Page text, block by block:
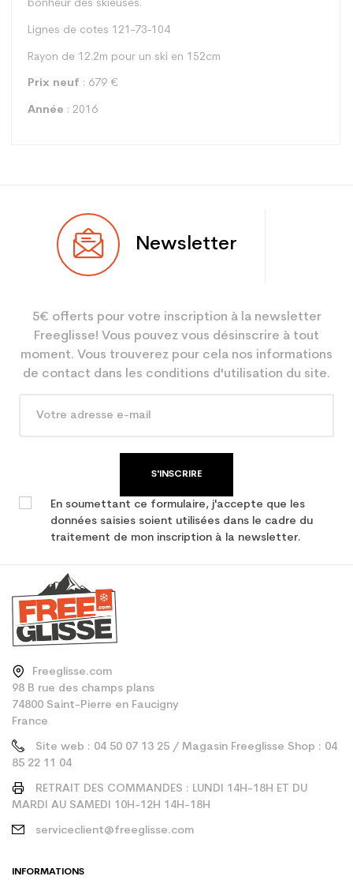
bonheur des skieuses.
Lignes de cotes 121-73-104
Rayon de 12.2m pour un ski en 152cm
Prix neuf : 679 €
Année : 2016
Utilisateur Femme
Coloris Noir
En achetant d'occasion :
Economie CO² (en kg)
3.9
Newsletter
5€ offerts pour votre inscription à la newsletter
Freeglisse! Vous pouvez vous désinscrire à tout
moment. Vous trouverez pour cela nos informations
de contact dans les conditions d'utilisation du site.
S'INSCRIRE
En soumettant ce formulaire, j'accepte que les
données saisies soient utilisées dans le cadre du
traitement de mon inscription à la newsletter.
Freeglisse.com
98 B rue des champs plans
74800 Saint-Pierre en Faucigny
France
Site web : 04 50 07 13 25 / Magasin Freeglisse Shop : 04
85 22 11 04
RETRAIT DES COMMANDES : LUNDI 14H-18H ET DU
MARDI AU SAMEDI 10H-12H 14H-18H
serviceclient@freeglisse.com
INFORMATIONS